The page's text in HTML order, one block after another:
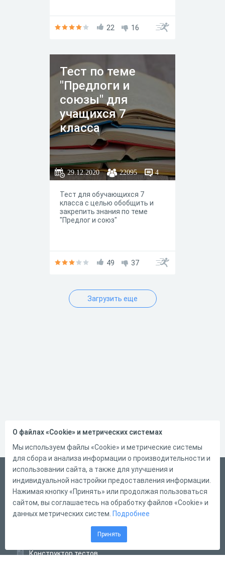
22 16
Тест по теме
"Предлоги и
союзы" для
учащихся 7
класса
29.12.2020 22095 4
Тест для обучающихся 7
класса с целью обобщить и
закрепить знания по теме
"Предлог и союз"
49 37
Загрузить еще
Русский
Справка
Форма обратной связи
Конструктор тестов
О файлах «Cookie» и метрических системах
Мы используем файлы «Cookie» и метрические системы
для сбора и анализа информации о производительности и
использовании сайта, а также для улучшения и
индивидуальной настройки предоставления информации.
Нажимая кнопку «Принять» или продолжая пользоваться
сайтом, вы соглашаетесь на обработку файлов «Cookie» и
данных метрических систем. Подробнее
Принять